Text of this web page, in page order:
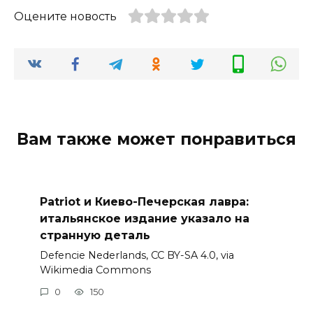
Оцените новость
Вам также может понравиться
Patriot и Киево-Печерская лавра:
итальянское издание указало на
странную деталь
Defencie Nederlands, CC BY-SA 4.0, via
Wikimedia Commons
0 150